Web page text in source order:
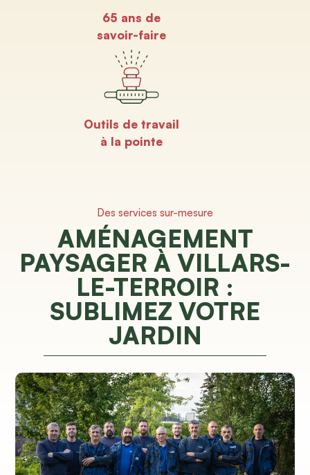
65 ans de
savoir-faire
Outils de travail
à la pointe
Des services sur-mesure
AMÉNAGEMENT
PAYSAGER À VILLARS-
LE-TERROIR :
SUBLIMEZ VOTRE
JARDIN